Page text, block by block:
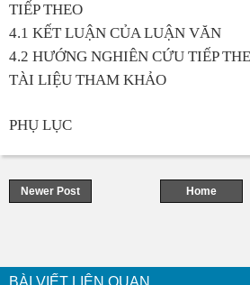
TIẾP THEO
4.1 KẾT LUẬN CỦA LUẬN VĂN
4.2 HƯỚNG NGHIÊN CỨU TIẾP
TÀI LIỆU THAM KHẢO
PHỤ LỤC
Newer Post Home
BÀI VIẾT LIÊN QUAN